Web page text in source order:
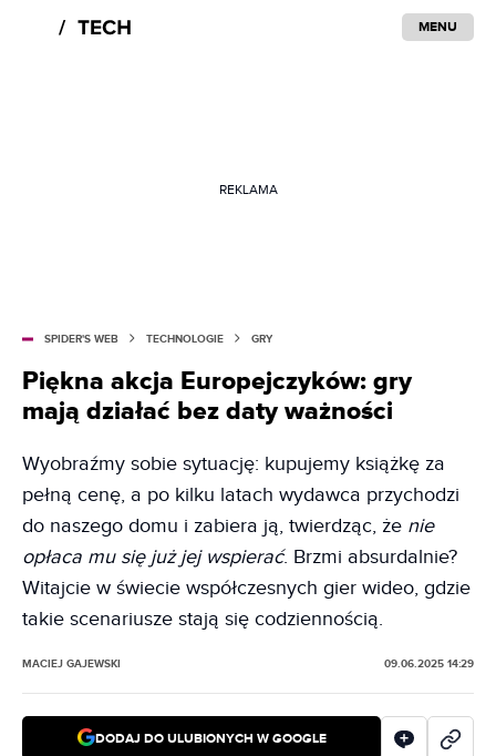
MENU
REKLAMA
SPIDER'S WEB TECHNOLOGIE GRY
Piękna akcja Europejczyków: gry
mają działać bez daty ważności
Wyobraźmy sobie sytuację: kupujemy książkę za
pełną cenę, a po kilku latach wydawca przychodzi
do naszego domu i zabiera ją, twierdząc, że nie
opłaca mu się już jej wspierać. Brzmi absurdalnie?
Witajcie w świecie współczesnych gier wideo, gdzie
takie scenariusze stają się codziennością.
MACIEJ GAJEWSKI 09.06.2025 14:29
DODAJ DO ULUBIONYCH W GOOGLE